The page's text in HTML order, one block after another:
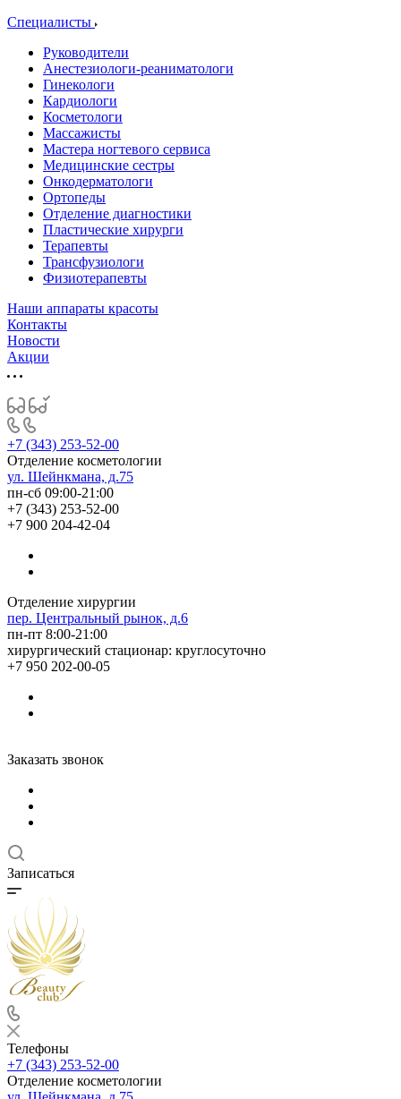
Специалисты
Руководители
Анестезиологи-реаниматологи
Гинекологи
Кардиологи
Косметологи
Массажисты
Мастера ногтевого сервиса
Медицинские сестры
Онкодерматологи
Ортопеды
Отделение диагностики
Пластические хирурги
Терапевты
Трансфузиологи
Физиотерапевты
Наши аппараты красоты
Контакты
Новости
Акции
+7 (343) 253-52-00
Отделение косметологии
ул. Шейнкмана, д.75
пн-сб 09:00-21:00
+7 (343) 253-52-00
+7 900 204-42-04
Отделение хирургии
пер. Центральный рынок, д.6
пн-пт 8:00-21:00
хирургический стационар: круглосуточно
+7 950 202-00-05
Заказать звонок
Записаться
Телефоны
+7 (343) 253-52-00
Отделение косметологии